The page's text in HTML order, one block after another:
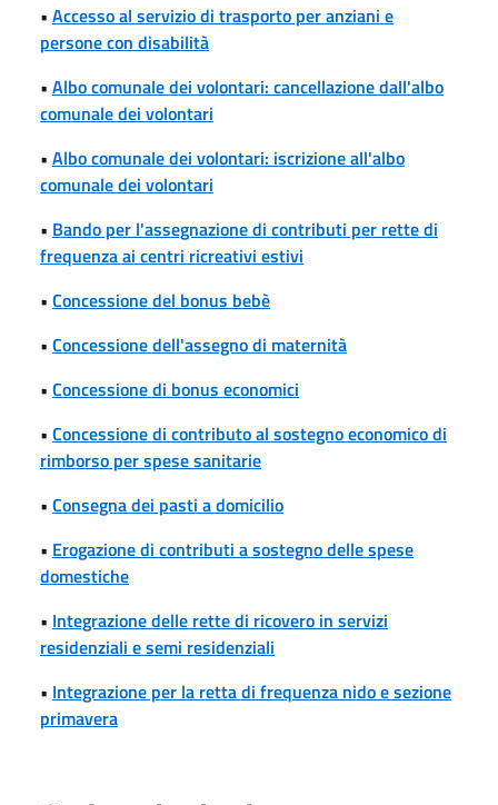
• Accesso al servizio di trasporto per anziani e
persone con disabilità
• Albo comunale dei volontari: cancellazione dall'albo
comunale dei volontari
• Albo comunale dei volontari: iscrizione all'albo
comunale dei volontari
• Bando per l'assegnazione di contributi per rette di
frequenza ai centri ricreativi estivi
• Concessione del bonus bebè
• Concessione dell'assegno di maternità
• Concessione di bonus economici
• Concessione di contributo al sostegno economico di
rimborso per spese sanitarie
• Consegna dei pasti a domicilio
• Erogazione di contributi a sostegno delle spese
domestiche
• Integrazione delle rette di ricovero in servizi
residenziali e semi residenziali
• Integrazione per la retta di frequenza nido e sezione
primavera